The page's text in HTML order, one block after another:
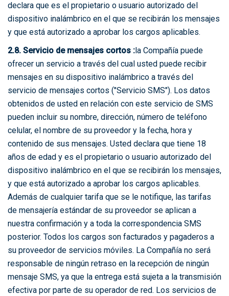
declara que es el propietario o usuario autorizado del
dispositivo inalámbrico en el que se recibirán los mensajes
y que está autorizado a aprobar los cargos aplicables.
2.8. Servicio de mensajes cortos : la Compañía puede
ofrecer un servicio a través del cual usted puede recibir
mensajes en su dispositivo inalámbrico a través del
servicio de mensajes cortos ("Servicio SMS"). Los datos
obtenidos de usted en relación con este servicio de SMS
pueden incluir su nombre, dirección, número de teléfono
celular, el nombre de su proveedor y la fecha, hora y
contenido de sus mensajes. Usted declara que tiene 18
años de edad y es el propietario o usuario autorizado del
dispositivo inalámbrico en el que se recibirán los mensajes,
y que está autorizado a aprobar los cargos aplicables.
Además de cualquier tarifa que se le notifique, las tarifas
de mensajería estándar de su proveedor se aplican a
nuestra confirmación y a toda la correspondencia SMS
posterior. Todos los cargos son facturados y pagaderos a
su proveedor de servicios móviles. La Compañía no será
responsable de ningún retraso en la recepción de ningún
mensaje SMS, ya que la entrega está sujeta a la transmisión
efectiva por parte de su operador de red. Los servicios de